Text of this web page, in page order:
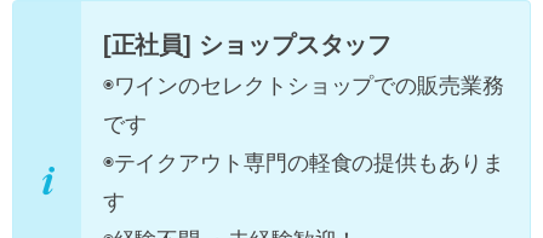
[正社員] ショップスタッフ
◉ワインのセレクトショップでの販売業務
です
◉テイクアウト専門の軽食の提供もありま
す